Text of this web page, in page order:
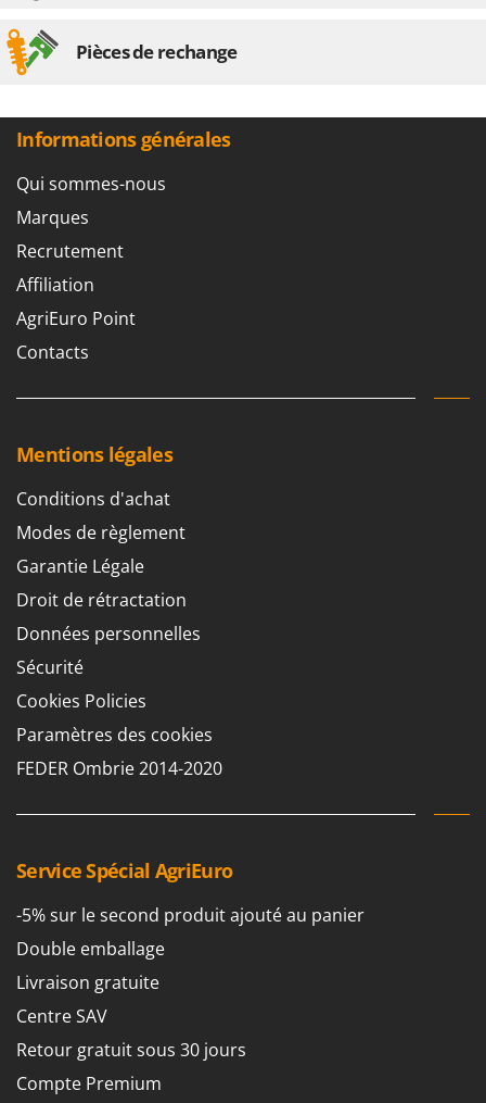
Pièces de rechange
Informations générales
Qui sommes-nous
Marques
Recrutement
Affiliation
AgriEuro Point
Contacts
Mentions légales
Conditions d'achat
Modes de règlement
Garantie Légale
Droit de rétractation
Données personnelles
Sécurité
Cookies Policies
Paramètres des cookies
FEDER Ombrie 2014-2020
Service Spécial AgriEuro
-5% sur le second produit ajouté au panier
Double emballage
Livraison gratuite
Centre SAV
Retour gratuit sous 30 jours
Compte Premium